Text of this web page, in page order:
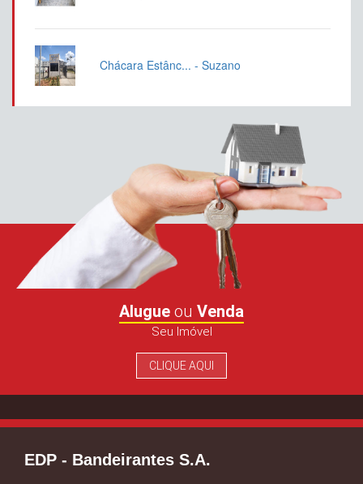
Chácara Estânc... - Suzano
Alugue ou Venda
Seu Imóvel
CLIQUE AQUI
EDP - Bandeirantes S.A.